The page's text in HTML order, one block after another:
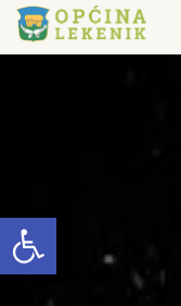
Open toolbar